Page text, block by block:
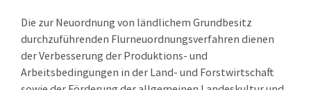
Die zur Neuordnung von ländlichem Grundbesitz
durchzuführenden Flurneuordnungsverfahren dienen
der Verbesserung der Produktions- und
Arbeitsbedingungen in der Land- und Forstwirtschaft